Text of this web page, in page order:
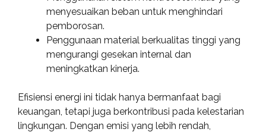
menyesuaikan beban untuk menghindari
pemborosan.
Penggunaan material berkualitas tinggi yang
mengurangi gesekan internal dan
meningkatkan kinerja.
Efisiensi energi ini tidak hanya bermanfaat bagi
keuangan, tetapi juga berkontribusi pada kelestarian
lingkungan. Dengan emisi yang lebih rendah,